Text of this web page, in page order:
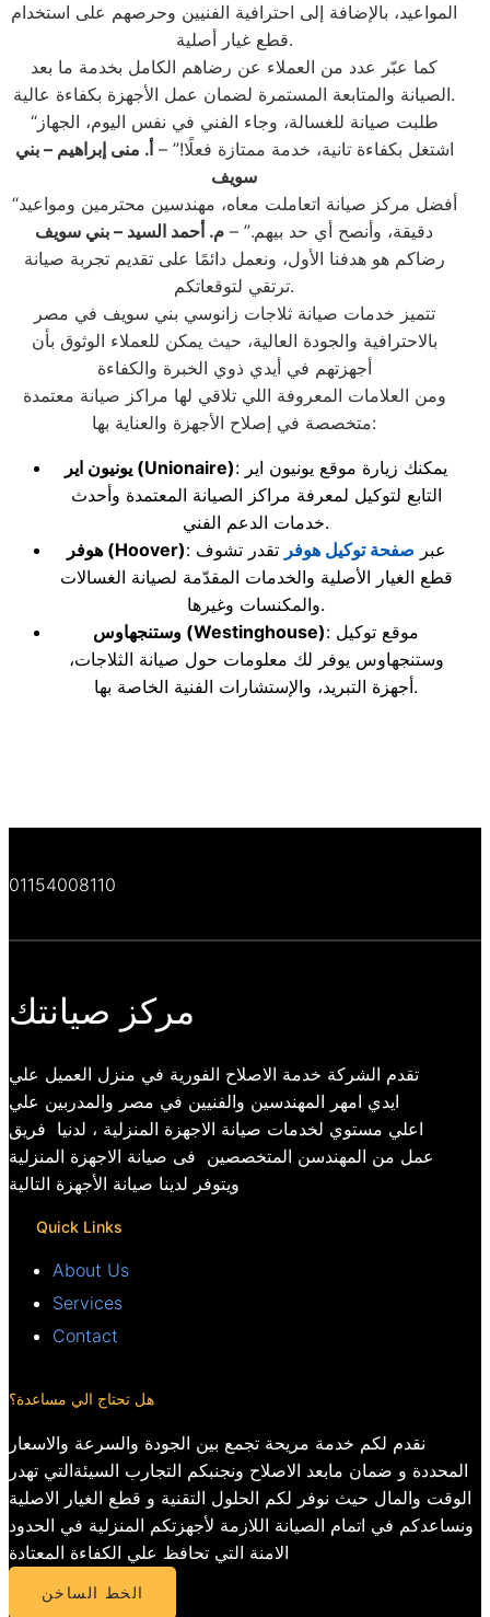
المواعيد، بالإضافة إلى احترافية الفنيين وحرصهم على استخدام
قطع غيار أصلية.
كما عبّر عدد من العملاء عن رضاهم الكامل بخدمة ما بعد
الصيانة والمتابعة المستمرة لضمان عمل الأجهزة بكفاءة عالية.
“طلبت صيانة للغسالة، وجاء الفني في نفس اليوم، الجهاز
اشتغل بكفاءة تانية، خدمة ممتازة فعلًا!” – أ. منى إبراهيم – بني
سويف
“أفضل مركز صيانة اتعاملت معاه، مهندسين محترمين ومواعيد
دقيقة، وأنصح أي حد بيهم.” – م. أحمد السيد – بني سويف
رضاكم هو هدفنا الأول، ونعمل دائمًا على تقديم تجربة صيانة
ترتقي لتوقعاتكم.
تتميز خدمات صيانة ثلاجات زانوسي بني سويف في مصر
بالاحترافية والجودة العالية، حيث يمكن للعملاء الوثوق بأن
أجهزتهم في أيدي ذوي الخبرة والكفاءة
ومن العلامات المعروفة اللي تلاقي لها مراكز صيانة معتمدة
متخصصة في إصلاح الأجهزة والعناية بها:
(Unionaire): يمكنك زيارة موقع يونيون اير
التابع لتوكيل لمعرفة مراكز الصيانة المعتمدة وأحدث
خدمات الدعم الفني.
هوفر (Hoover) : عبر صفحة توكيل هوفر تقدر تشوف
قطع الغيار الأصلية والخدمات المقدّمة لصيانة الغسالات
والمكنسات وغيرها.
(Westinghouse): موقع توكيل
وستنجهاوس يوفر لك معلومات حول صيانة الثلاجات،
أجهزة التبريد، والإستشارات الفنية الخاصة بها.
01154008110
مركز صيانتك
تقدم الشركة خدمة الاصلاح الفورية في منزل العميل علي
ايدي امهر المهندسين والفنيين في مصر والمدربين علي
اعلي مستوي لخدمات صيانة الاجهزة المنزلية ، لدنيا فريق
عمل من المهندسن المتخصصين فى صيانة الاجهزة المنزلية
ويتوفر لدينا صيانة الأجهزة التالية
Quick Links
About Us
Services
Contact
هل تحتاج الي مساعدة؟
نقدم لكم خدمة مريحة تجمع بين الجودة والسرعة والاسعار
المحددة و ضمان مابعد الاصلاح ونجنبكم التجارب السيئةالتي تهدر
الوقت والمال حيث نوفر لكم الحلول التقنية و قطع الغيار الاصلية
ونساعدكم في اتمام الصيانة اللازمة لأجهزتكم المنزلية في الحدود
الامنة التي تحافظ علي الكفاءة المعتادة
الخط الساخن